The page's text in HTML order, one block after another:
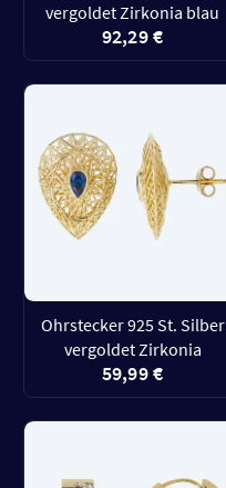
vergoldet Zirkonia blau
92,29 €
Ohrstecker 925 St. Silber
vergoldet Zirkonia
59,99 €